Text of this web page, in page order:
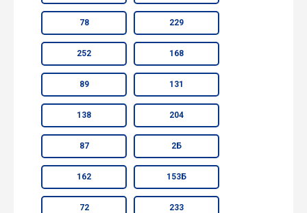
78 229
252 168
89 131
138 204
87 2Б
162 153Б
72 233